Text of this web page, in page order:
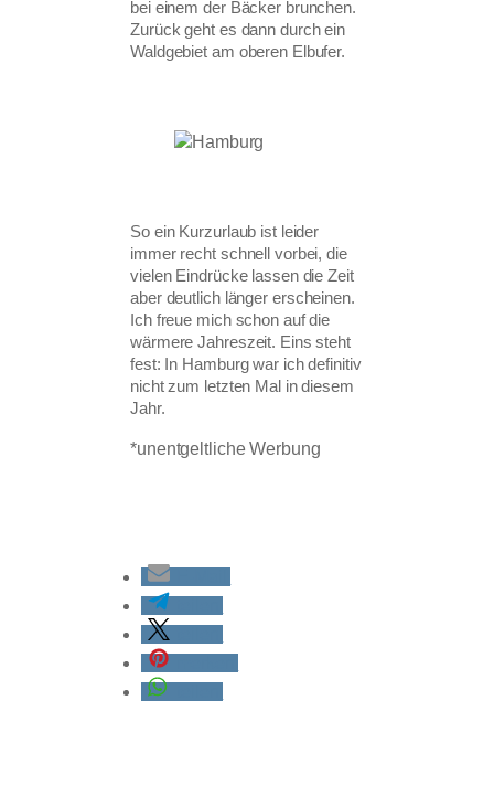
bei einem der Bäcker brunchen.
Zurück geht es dann durch ein
Waldgebiet am oberen Elbufer.
So ein Kurzurlaub ist leider
immer recht schnell vorbei, die
vielen Eindrücke lassen die Zeit
aber deutlich länger erscheinen.
Ich freue mich schon auf die
wärmere Jahreszeit. Eins steht
fest: In Hamburg war ich definitiv
nicht zum letzten Mal in diesem
Jahr.
*unentgeltliche Werbung